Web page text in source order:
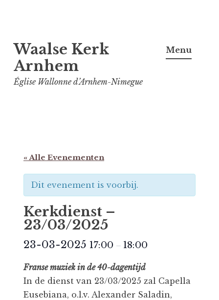
naar
inhoud
Waalse Kerk
Arnhem
Église Wallonne d’Arnhem-Nimegue
Menu
« Alle Evenementen
Dit evenement is voorbij.
Kerkdienst –
23/03/2025
23-03-2025 17:00 – 18:00
Franse muziek in de 40-dagentijd
In de dienst van 23/03/2025 zal Capella
Eusebiana, o.l.v. Alexander Saladin,